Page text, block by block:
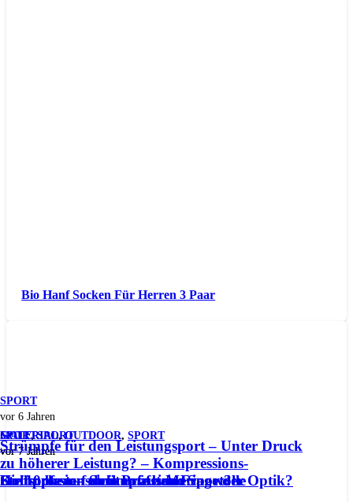
Bio Hanf Socken Für Herren 3 Paar
SPORT
vor 7 Jahren
Kompressionsstrümpfe beim Sport?
GOLF,SPORT
vor 7 Jahren
Golfsocken – nicht nur eine Frage der Optik?
MATERIAL,OUTDOOR, SPORT
vor 7 Jahren
Die 10 besten Socken aus Merinowolle
SPORT
vor 6 Jahren
Strümpfe für den Leistungsport – Unter Druck
zu höherer Leistung? – Kompressions-
Strümpfe auf dem Prüfstand